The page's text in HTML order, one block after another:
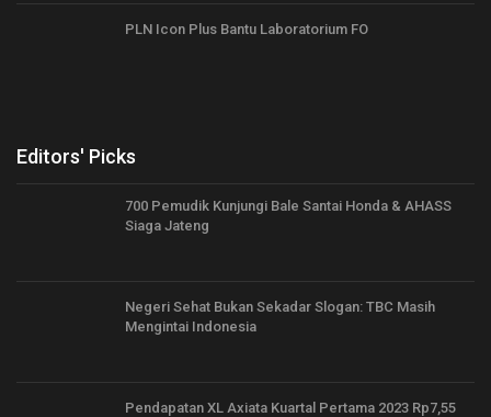
PLN Icon Plus Bantu Laboratorium FO
Editors' Picks
700 Pemudik Kunjungi Bale Santai Honda & AHASS
Siaga Jateng
Negeri Sehat Bukan Sekadar Slogan: TBC Masih
Mengintai Indonesia
Pendapatan XL Axiata Kuartal Pertama 2023 Rp7,55